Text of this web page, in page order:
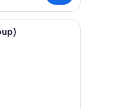
w/Grab bars) | เตารีด/โต๊ะรีด
ห้องนอน, ปลอดบุหรี่ (Group) | เต